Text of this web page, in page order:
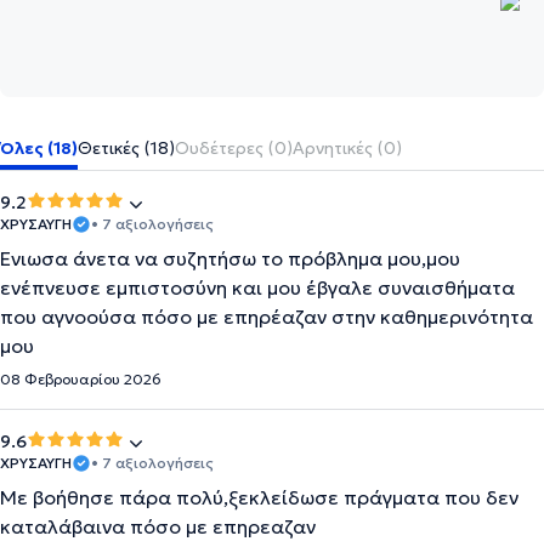
Όλες (18)Θετικές (18)Ουδέτερες (0)Αρνητικές (0)
9.2
ΧΡΥΣΑΥΓΗ • 7 αξιολογήσεις
Ένιωσα άνετα να συζητήσω το πρόβλημα μου,μου
ενέπνευσε εμπιστοσύνη και μου έβγαλε συναισθήματα
που αγνοούσα πόσο με επηρέαζαν στην καθημερινότητα
μου
08 Φεβρουαρίου 2026
9.6
ΧΡΥΣΑΥΓΗ • 7 αξιολογήσεις
Με βοήθησε πάρα πολύ,ξεκλείδωσε πράγματα που δεν
καταλάβαινα πόσο με επηρεαζαν